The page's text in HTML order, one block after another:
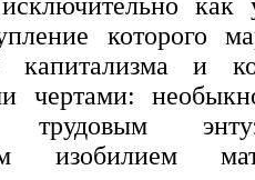
как
которого
капитализма и
чертами:
изобилием